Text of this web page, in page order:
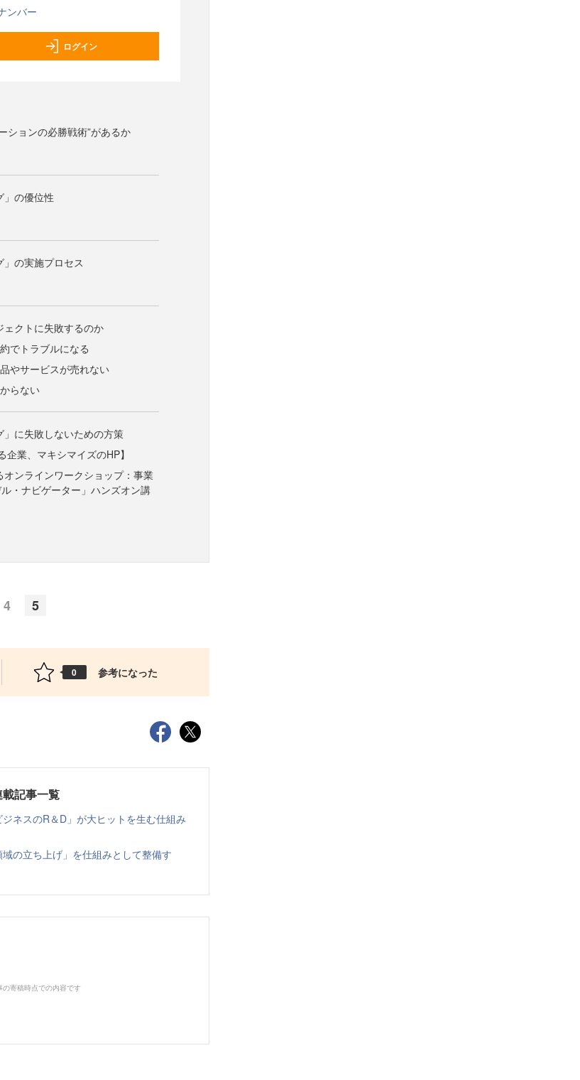
ンバー
ログイン
ションの必勝戦術”があるか
」の優位性
」の実施プロセス
クトに失敗するのか
でトラブルになる
やサービスが売れない
らない
」に失敗しないための方策
企業、マキシマイズのHP】
オンラインワークショップ：事業
・ナビゲーター」ハンズオン講
4 5
0 参考になった
記事一覧
ネスのR＆D」が大ヒットを生む仕組み
の立ち上げ」を仕組みとして整備す
寄稿時点での内容です